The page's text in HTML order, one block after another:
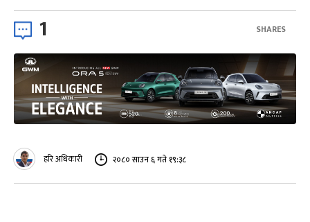
1 SHARES
हरि अधिकारी २०८० साउन ६ गते १९:३८